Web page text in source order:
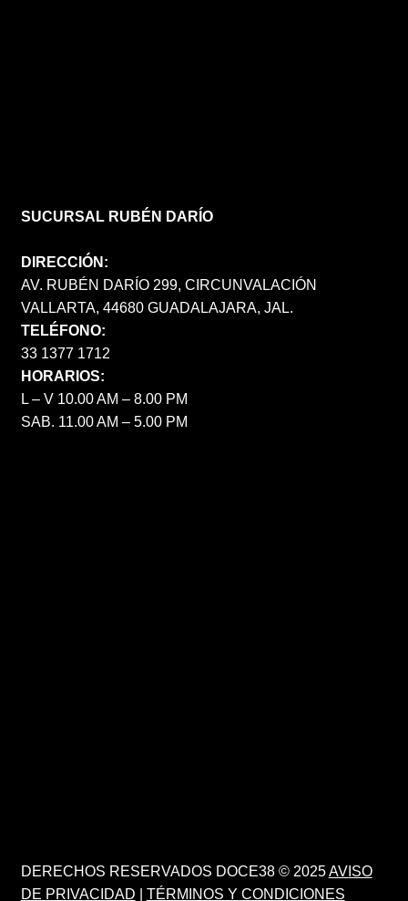
SUCURSAL RUBÉN DARÍO
DIRECCIÓN:
AV. RUBÉN DARÍO 299, CIRCUNVALACIÓN
VALLARTA, 44680 GUADALAJARA, JAL.
TELÉFONO:
33 1377 1712
HORARIOS:
L – V 10.00 AM – 8.00 PM
SAB. 11.00 AM – 5.00 PM
DERECHOS RESERVADOS DOCE38 © 2025AVISO
DE PRIVACIDAD
TÉRMINOS Y CONDICIONES